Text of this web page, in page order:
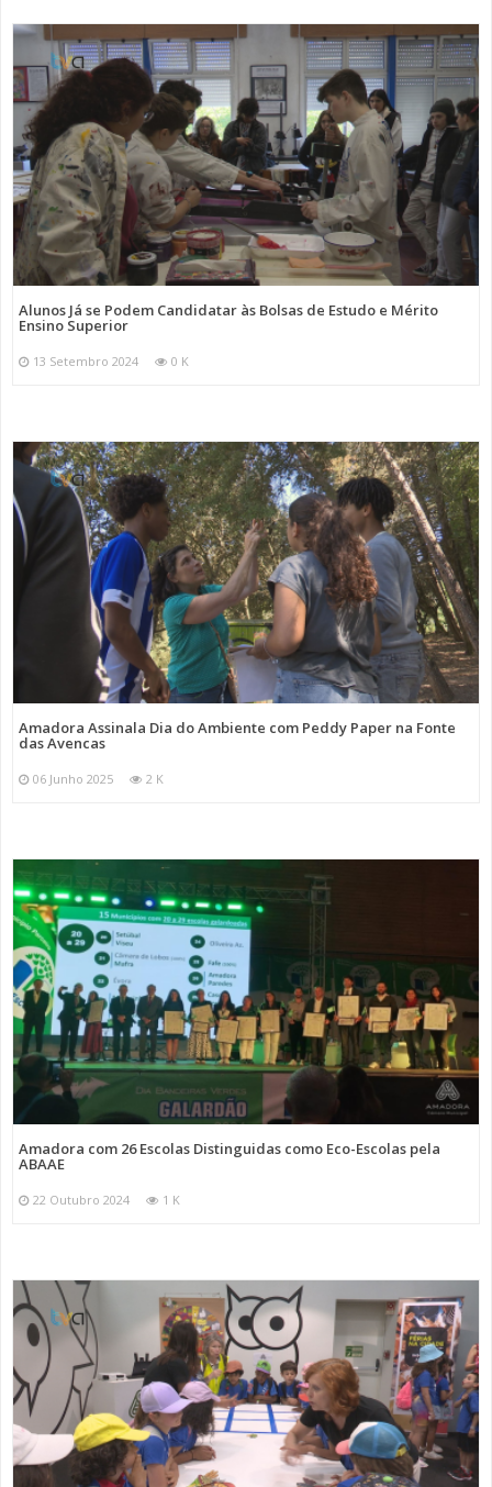
Alunos Já se Podem Candidatar às Bolsas de Estudo e Mérito
Ensino Superior
13 Setembro 2024 0 K
Amadora Assinala Dia do Ambiente com Peddy Paper na Fonte
das Avencas
06 Junho 2025 2 K
Amadora com 26 Escolas Distinguidas como Eco-Escolas pela
ABAAE
22 Outubro 2024 1 K